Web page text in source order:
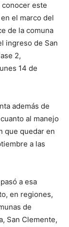
conocer este
el marco del
de la comuna
ingreso de San
2,
14 de
además de
al manejo
que quedar en
a las
a esa
en regiones,
de
San Clemente,